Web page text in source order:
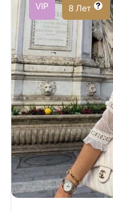
VIP 8 Лет